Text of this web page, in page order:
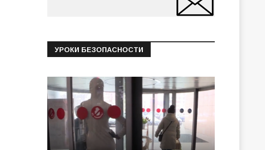
УРОКИ БЕЗОПАСНОСТИ